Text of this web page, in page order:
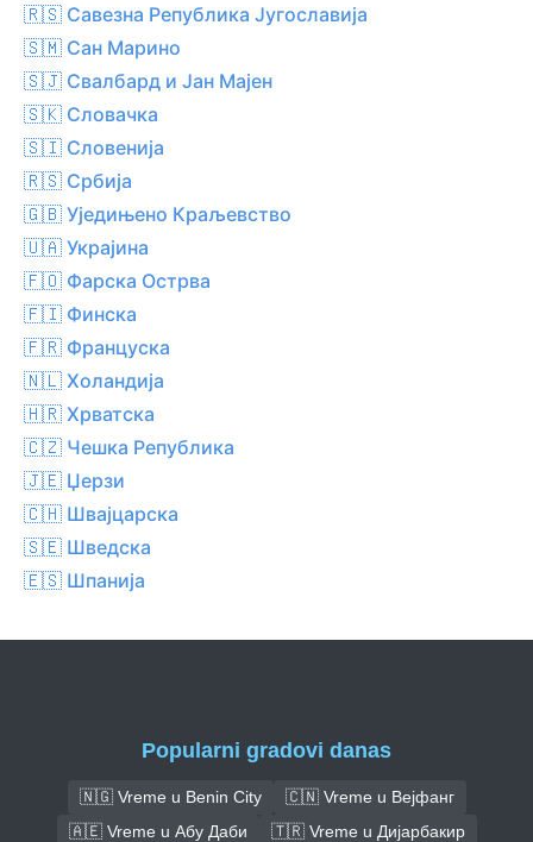
🇷🇸 Савезна Република Југославија
🇸🇲 Сан Марино
🇸🇯 Свалбард и Јан Мајен
🇸🇰 Словачка
🇸🇮 Словенија
🇷🇸 Србија
🇬🇧 Уједињено Краљевство
🇺🇦 Украјина
🇫🇴 Фарска Острва
🇫🇮 Финска
🇫🇷 Француска
🇳🇱 Холандија
🇭🇷 Хрватска
🇨🇿 Чешка Република
🇯🇪 Џерзи
🇨🇭 Швајцарска
🇸🇪 Шведска
🇪🇸 Шпанија
Popularni gradovi danas
🇳🇬 Vreme u Benin City
🇨🇳 Vreme u Вејфанг
🇦🇪 Vreme u Абу Даби
🇹🇷 Vreme u Дијарбакир